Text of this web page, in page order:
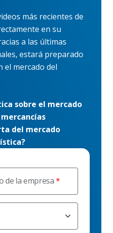
de la empresa
más recientes de
en su
a las últimas
estará preparado
el mercado del
sobre el mercado
del mercado